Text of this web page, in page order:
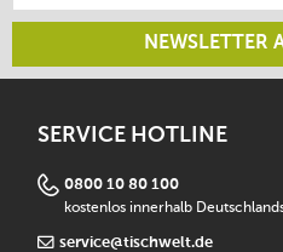
NEWSLETTER
SERVICE HOTLINE
0800 10 80 100
kostenlos innerhalb
service@tischwelt.de